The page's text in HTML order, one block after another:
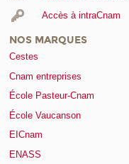
Accès à intraCnam
NOS MARQUES
Cestes
Cnam entreprises
École Pasteur-Cnam
École Vaucanson
EICnam
ENASS